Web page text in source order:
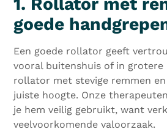
goede
Een goede rollator geeft
vooral buitenshuis of in grotere
rollator met stevige remmen
juiste hoogte. Onze
je hem veilig gebruikt, want
veelvoorkomende valoorzaak.